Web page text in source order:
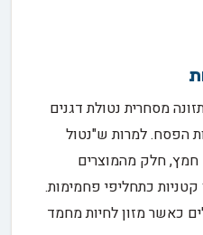
מסחרית נטולת דגנים
הפסח. למרות ש"נטול
חמץ, חלק מהמוצרים
כתחליפי פחמימות.
כאשר מזון לחיות מחמד